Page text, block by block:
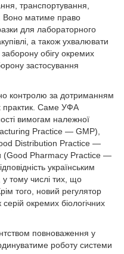
транспортування,
Воно матиме право
для лабораторного
а також ухвалювати
обігу окремих
застосування
контролю за дотриманням
практик. Саме УФА
вимогам належної
Practice — GMP),
Distribution Practice —
(Good Pharmacy Practice —
українським
тому числі тих, що
того, новий регулятор
окремих біологічних
повноваження у
роботу системи